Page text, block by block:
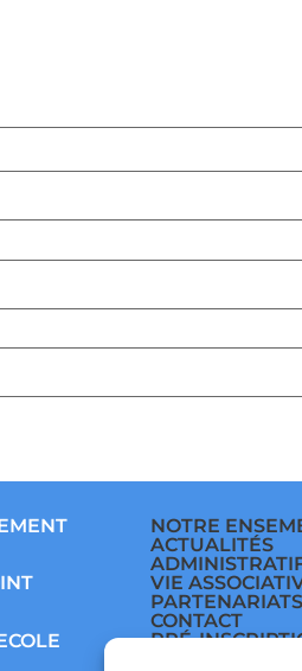
NOTRE
ACTUALITÉS
VIE
PARTENARIATS
CONTACT
PRÉ-